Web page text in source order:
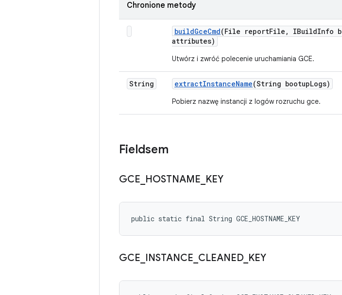
Chronione metody
buildGceCmd(File reportFile , IBuildInfo b
attributes)
Utwórz i zwróć polecenie uruchamiania GCE.
String extractInstanceName(String bootupLogs)
Pobierz nazwę instancji z logów rozruchu gce.
Fieldsem
GCE HOSTNAME KEY
public static final String GCE_HOSTNAME_KEY
GCE INSTANCE CLEANED KEY